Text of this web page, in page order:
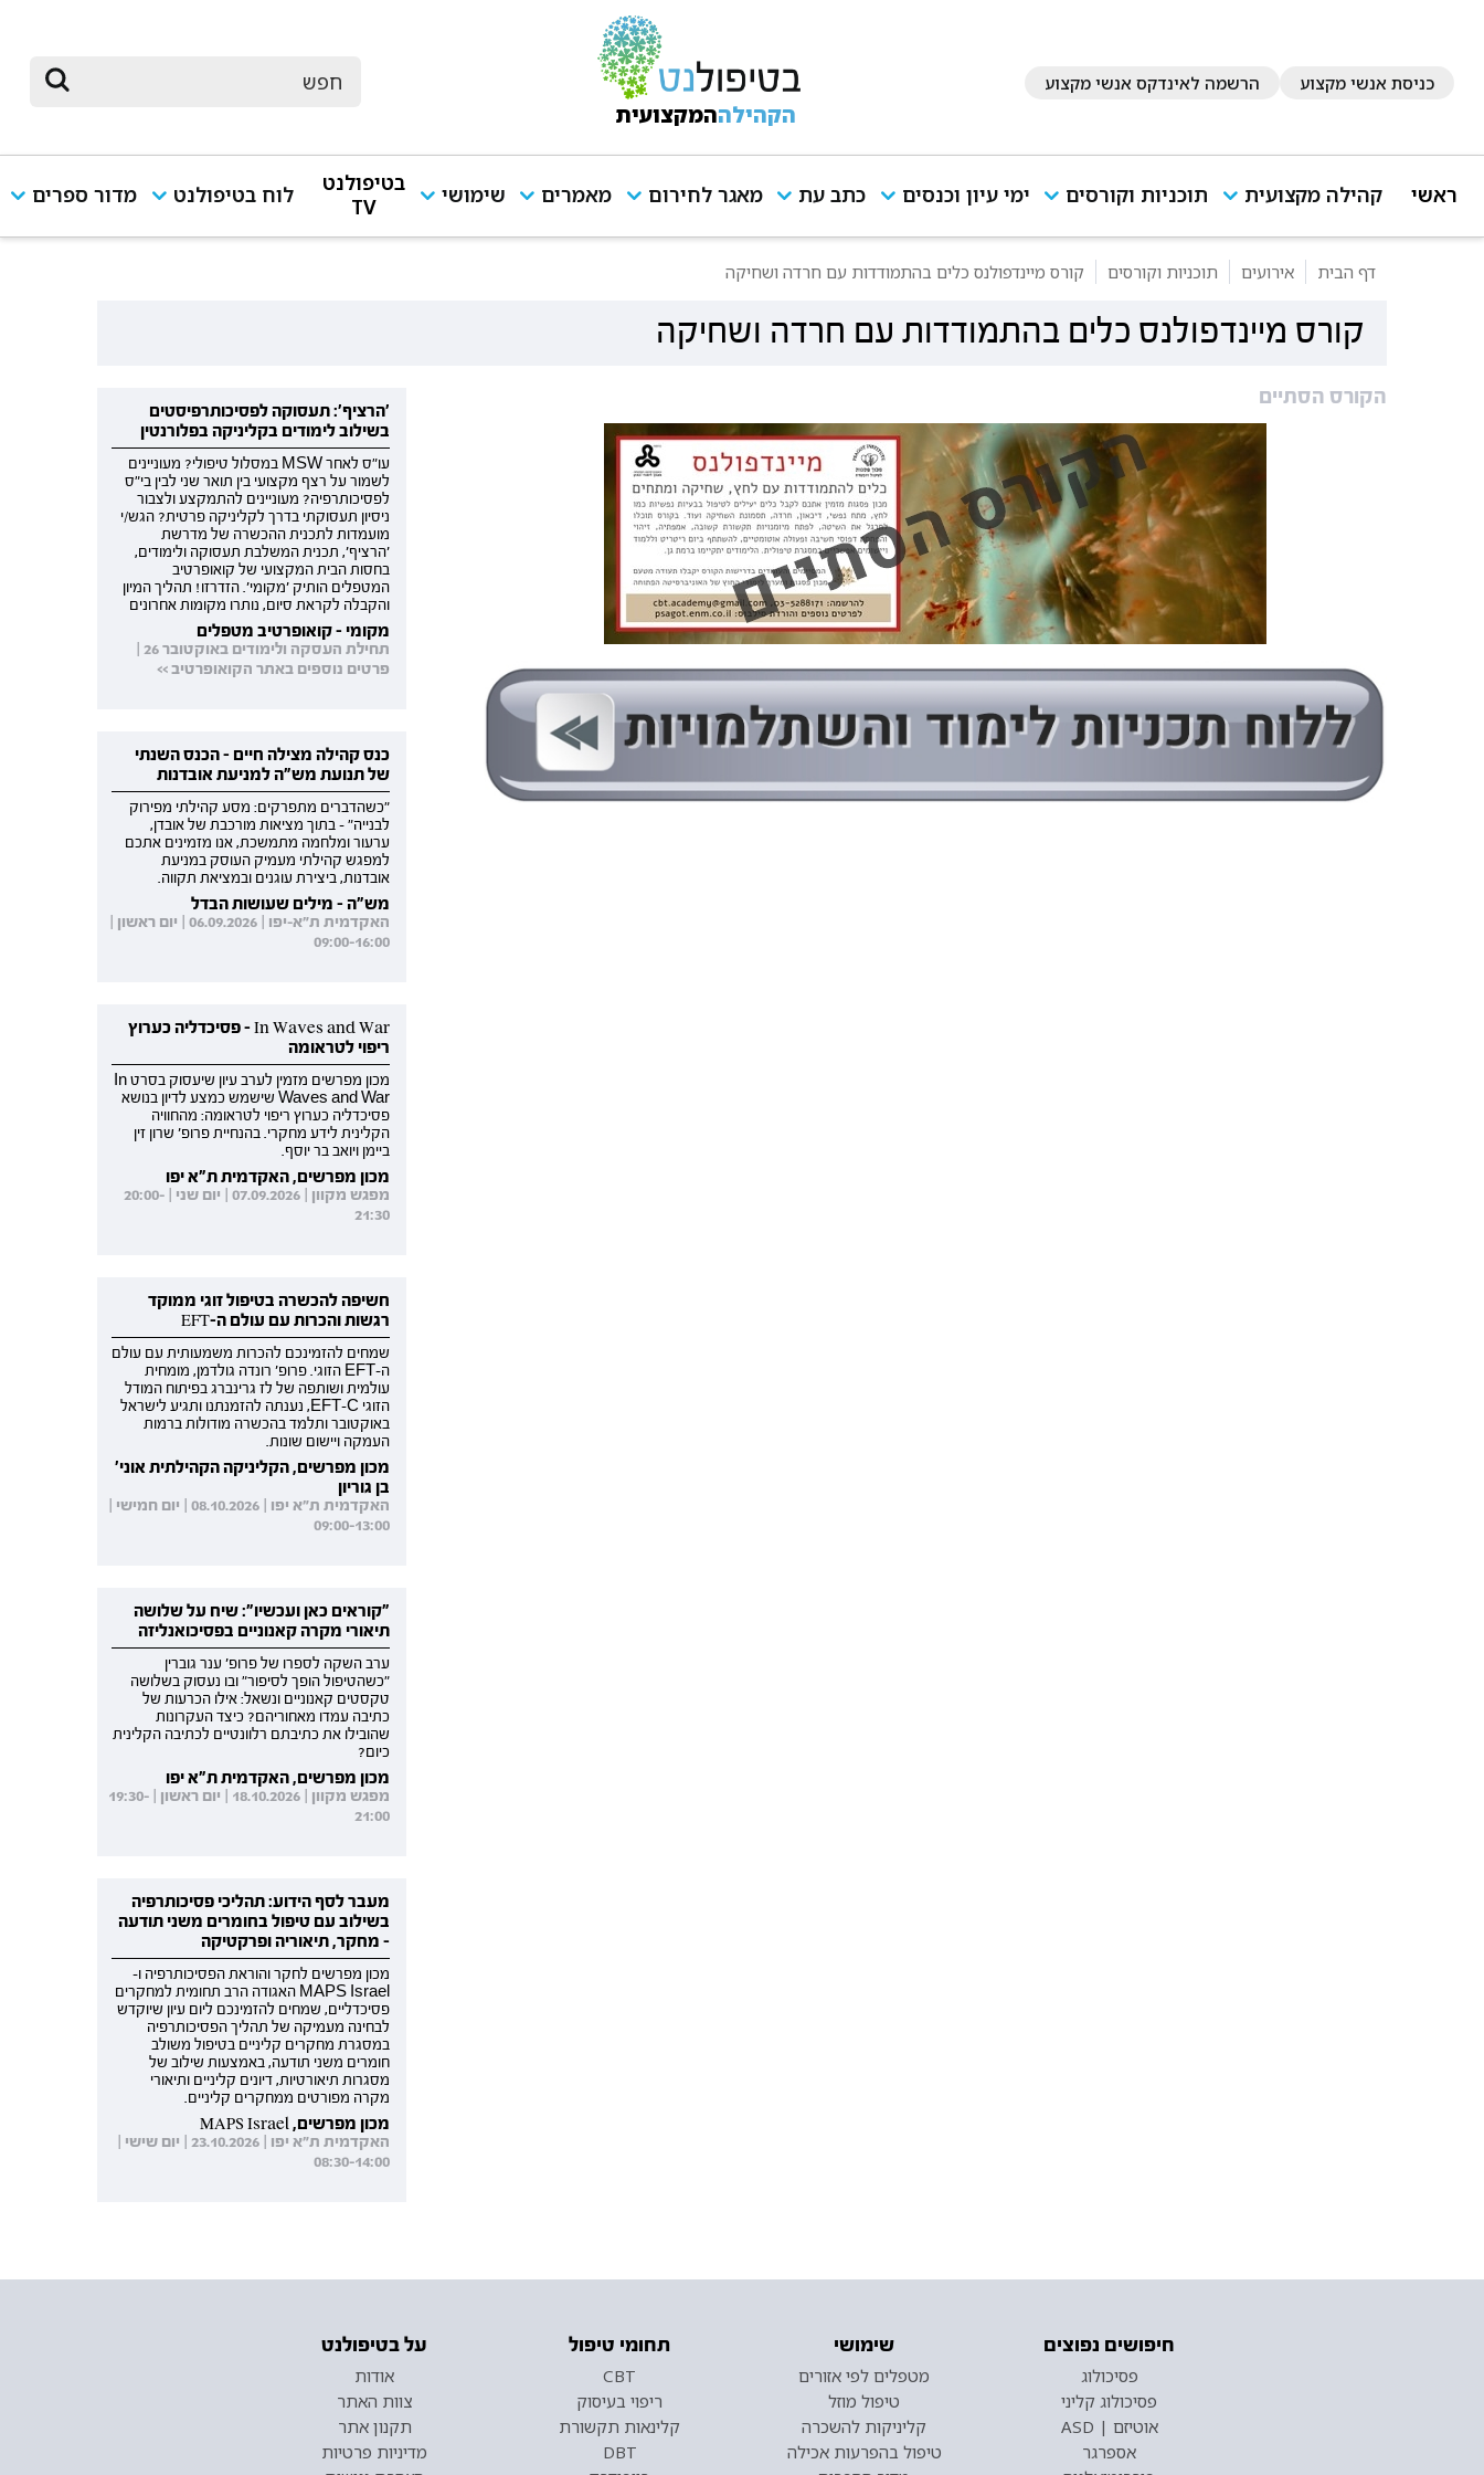
כניסת אנשי מקצוע הרשמה לאינדקס אנשי מקצוע
הקהילההמקצועית
ראשי קהילה מקצועית תוכניות וקורסים ימי עיון וכנסים כתב עת מאגר לחירום מאמרים שימושי
בטיפולנט
TV
לוח בטיפולנט מדור ספרים
דף הבית אירועים תוכניות וקורסים קורס מיינדפולנס כלים בהתמודדות עם חרדה ושחיקה
קורס מיינדפולנס כלים בהתמודדות עם חרדה ושחיקה
הקורס הסתיים
'הרציף': תעסוקה לפסיכותרפיסטים
בשילוב לימודים בקליניקה בפלורנטין
עו"ס לאחר MSW במסלול טיפולי? מעוניינים
לשמור על רצף מקצועי בין תואר שני לבין בי"ס
לפסיכותרפיה? מעוניינים להתמקצע ולצבור
ניסיון תעסוקתי בדרך לקליניקה פרטית? הגש/י
מועמדות לתכנית ההכשרה של מדרשת
'הרציף', תכנית המשלבת תעסוקה ולימודים,
בחסות הבית המקצועי של קואופרטיב
המטפלים הותיק 'מקומי'. הזדרזו! תהליך המיון
והקבלה לקראת סיום, נותרו מקומות אחרונים
מקומי - קואופרטיב מטפלים
תחילת העסקה ולימודים באוקטובר 26 |
פרטים נוספים באתר הקואופרטיב >>
כנס קהילה מצילה חיים - הכנס השנתי
של תנועת מש"ה למניעת אובדנות
"כשהדברים מתפרקים: מסע קהילתי מפירוק
לבנייה" - בתוך מציאות מורכבת של אובדן,
ערעור ומלחמה מתמשכת, אנו מזמינים אתכם
למפגש קהילתי מעמיק העוסק במניעת
אובדנות, ביצירת עוגנים ובמציאת תקווה.
מש"ה - מילים שעושות הבדל
האקדמית ת"א-יפו | 06.09.2026 | יום ראשון |
09:00-16:00
In Waves and War - פסיכדליה כערוץ
ריפוי לטראומה
מכון מפרשים מזמין לערב עיון שיעסוק בסרט In
Waves and War שישמש כמצע לדיון בנושא
פסיכדליה כערוץ ריפוי לטראומה: מהחוויה
הקלינית לידע מחקרי. בהנחיית פרופ' שרון זין
ביימן ויואב בר יוסף.
מכון מפרשים, האקדמית ת"א יפו
מפגש מקוון | 07.09.2026 | יום שני | 20:00-
21:30
חשיפה להכשרה בטיפול זוגי ממוקד
רגשות והכרות עם עולם ה-EFT
שמחים להזמינכם להכרות משמעותית עם עולם
ה-EFT הזוגי. פרופ' רונדה גולדמן, מומחית
עולמית ושותפה של לז גרינברג בפיתוח המודל
הזוגי EFT-C, נענתה להזמנתנו ותגיע לישראל
באוקטובר ותלמד בהכשרה מודולות ברמות
העמקה ויישום שונות.
מכון מפרשים, הקליניקה הקהילתית אוני'
בן גוריון
האקדמית ת"א יפו | 08.10.2026 | יום חמישי |
09:00-13:00
"קוראים כאן ועכשיו": שיח על שלושה
תיאורי מקרה קאנוניים בפסיכואנליזה
ערב השקה לספרו של פרופ' ענר גוברין
"כשהטיפול הופך לסיפור" ובו נעסוק בשלושה
טקסטים קאנוניים ונשאל: אילו הכרעות של
כתיבה עמדו מאחוריהם? כיצד העקרונות
שהובילו את כתיבתם רלוונטיים לכתיבה הקלינית
כיום?
מכון מפרשים, האקדמית ת"א יפו
מפגש מקוון | 18.10.2026 | יום ראשון | 19:30-
21:00
מעבר לסף הידוע: תהליכי פסיכותרפיה
בשילוב עם טיפול בחומרים משני תודעה
- מחקר, תיאוריה ופרקטיקה
מכון מפרשים לחקר והוראת הפסיכותרפיה ו-
MAPS Israel האגודה הרב תחומית למחקרים
פסיכדליים, שמחים להזמינכם ליום עיון שיוקדש
לבחינה מעמיקה של תהליך הפסיכותרפיה
במסגרת מחקרים קליניים בטיפול משולב
חומרים משני תודעה, באמצעות שילוב של
מסגרות תיאורטיות, דיונים קליניים ותיאורי
מקרה מפורטים ממחקרים קליניים.
מכון מפרשים, MAPS Israel
האקדמית ת"א יפו | 23.10.2026 | יום שישי |
08:30-14:00
חיפושים נפוצים
פסיכולוג
פסיכולוג קליני
אוטיזם | ASD
אספרגר
שימושי
מטפלים לפי אזורים
טיפול מוזל
קליניקות להשכרה
טיפול בהפרעות אכילה
תחומי טיפול
CBT
ריפוי בעיסוק
קלינאות תקשורת
DBT
על בטיפולנט
אודות
צוות האתר
תקנון אתר
מדיניות פרטיות